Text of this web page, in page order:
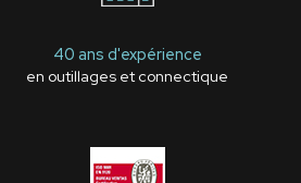
40 ans d'expérience
en outillages et connectique